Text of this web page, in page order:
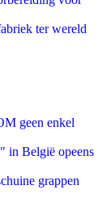
ter wereld
geen enkel
in België opeens
grappen